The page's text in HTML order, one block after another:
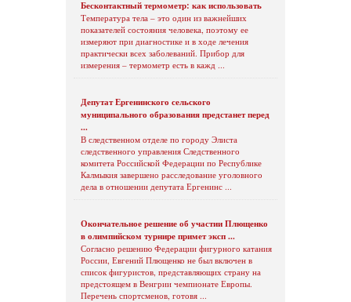
Бесконтактный термометр: как использовать
Температура тела – это один из важнейших
показателей состояния человека, поэтому ее
измеряют при диагностике и в ходе лечения
практически всех заболеваний. Прибор для
измерения – термометр есть в кажд ...
Депутат Ергенинского сельского
муниципального образования предстанет перед
...
В следственном отделе по городу Элиста
следственного управления Следственного
комитета Российской Федерации по Республике
Калмыкия завершено расследование уголовного
дела в отношении депутата Ергенинс ...
Окончательное решение об участии Плющенко
в олимпийском турнире примет эксп ...
Согласно решению Федерации фигурного катания
России, Евгений Плющенко не был включен в
список фигуристов, представляющих страну на
предстоящем в Венгрии чемпионате Европы.
Перечень спортсменов, готовя ...